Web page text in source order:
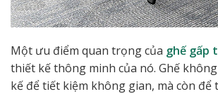
Một ưu điểm quan trọng của ghế gấp
thiết kế thông minh của nó. Ghế
kế để tiết kiệm không gian, mà còn để